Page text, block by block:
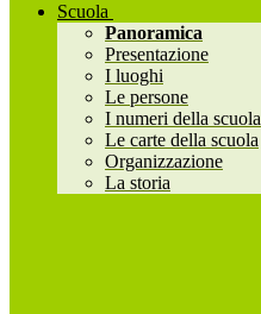
Scuola
Panoramica
Presentazione
I luoghi
Le persone
I numeri della scuola
Le carte della scuola
Organizzazione
La storia